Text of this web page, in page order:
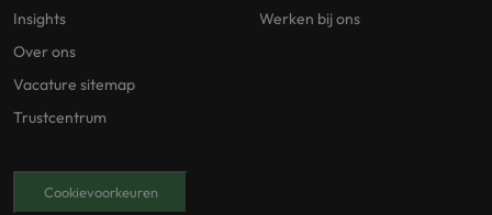
Insights
Over ons
Vacature sitemap
Trustcentrum
Werken bij ons
Cookievoorkeuren